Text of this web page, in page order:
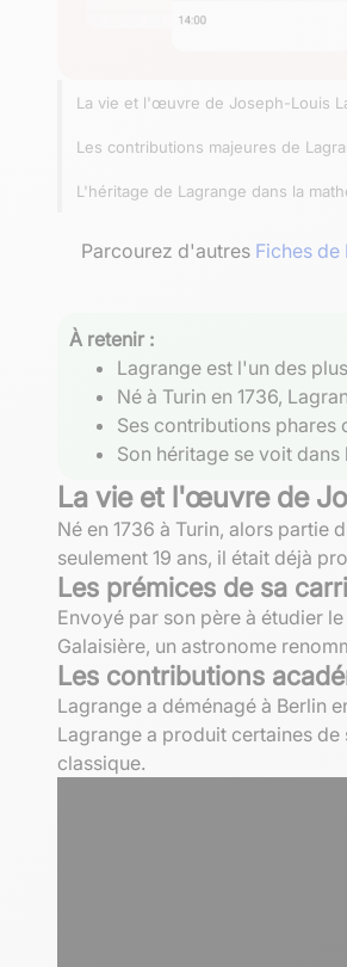
La vie et l'œuvre de Joseph-Louis
Les contributions majeures de
L'héritage de Lagrange dans la
Parcourez d'autres Fiches de
À retenir :
Lagrange est l'un des
Né à Turin en 1736,
Ses contributions
Son héritage se voit
La vie et l'œuvre de
Né en 1736 à Turin, alors partie
seulement 19 ans, il était déjà
Les prémices de sa
Envoyé par son père à étudier
Galaisière, un astronome
Les contributions
Lagrange a déménagé à Berlin
Lagrange a produit certaines
classique.